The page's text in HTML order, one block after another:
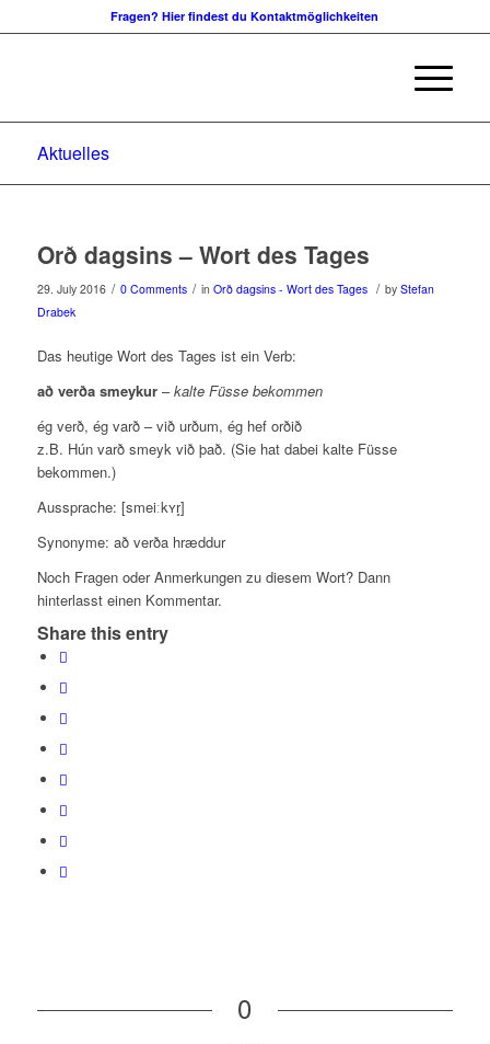
Fragen? Hier findest du Kontaktmöglichkeiten
Aktuelles
Orð dagsins – Wort des Tages
29. July 2016 / 0 Comments / in Orð dagsins - Wort des Tages / by Stefan
Drabek
Das heutige Wort des Tages ist ein Verb:
að verða smeykur–kalte Füsse bekommen
ég verð, ég varð – við urðum, ég hef orðið
z.B. Hún varð smeyk við það. (Sie hat dabei kalte Füsse
bekommen.)
Aussprache: [smeiːkʏr̥]
Synonyme: að verða hræddur
Noch Fragen oder Anmerkungen zu diesem Wort? Dann
hinterlasst einen Kommentar.
Share this entry
0